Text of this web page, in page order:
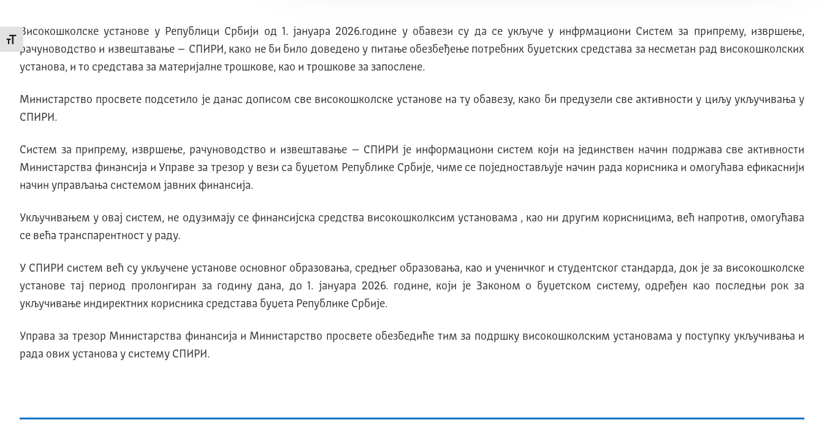
Промени величину слова
Високошколске установе у Републици Србији од 1. јануара 2026.године у обавези су да се укључе у инфрмациони Систем за припрему, извршење,
рачуноводство и извештавање – СПИРИ, како не би било доведено у питање обезбеђење потребних буџетских средстава за несметан рад високошколских
установа, и то средстава за материјалне трошкове, као и трошкове за запослене.
Министарство просвете подсетило је данас дописом све високошколске установе на ту обавезу, како би предузели све активности у циљу укључивања у
СПИРИ.
Систем за припрему, извршење, рачуноводство и извештавање – СПИРИ је информациони систем који на јединствен начин подржава све активности
Министарства финансија и Управе за трезор у вези са буџетом Републике Србије, чиме се поједностављује начин рада корисника и омогућава ефикаснији
начин управљања системом јавних финансија.
Укључивањем у овај систем, не одузимају се финансијска средства високошколксим установама , као ни другим корисницима, већ напротив, омогућава
се већа транспарентност у раду.
У СПИРИ систем већ су укључене установе основног образовања, средњег образовања, као и ученичког и студентског стандарда, док је за високошколске
установе тај период пролонгиран за годину дана, до 1. јануара 2026. године, који је Законом о буџетском систему, одређен као последњи рок за
укључивање индиректних корисника средстава буџета Републике Србије.
Управа за трезор Министарства финансија и Министарство просвете обезбедиће тим за подршку високошколским установама у поступку укључивања и
рада ових установа у систему СПИРИ.